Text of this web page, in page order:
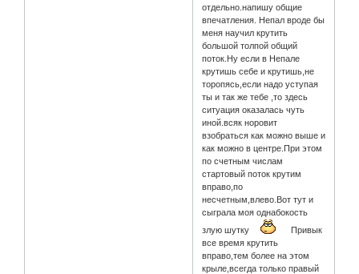
отдельно.напишу общие
впечатления. Непал вроде бы
меня научил крутить
большой толпой общий
поток.Ну если в Непале
крутишь себе и крутишь,не
торопясь,если надо уступая
ты и так же тебе ,то здесь
ситуация оказалась чуть
иной.всяк норовит
взобраться как можно выше и
как можно в центре.При этом
по счетным числам
стартовый поток крутим
вправо,по
несчетным,влево.Вот тут и
сыграла моя однабокость
злую шутку
Привык
все время крутить
вправо,тем более на этом
крыле,всегда только правый